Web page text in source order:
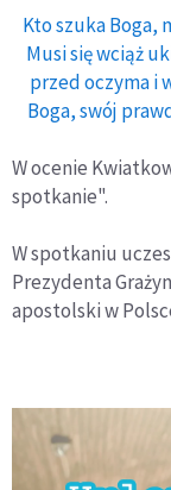
Kto szuka Boga,
Musi się wciąż
przed oczyma i
Boga, swój
W ocenie
spotkanie".
W spotkaniu
Prezydenta
apostolski w